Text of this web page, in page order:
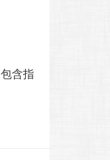
含指